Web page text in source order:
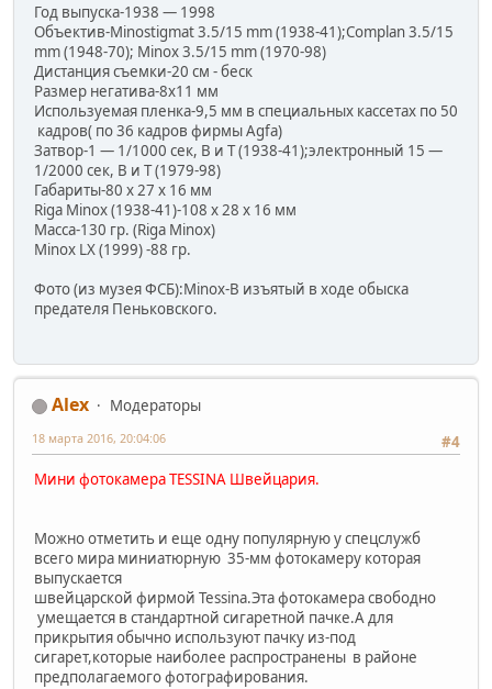
Год выпуска-1938 — 1998
Объектив-Minostigmat 3.5/15 mm (1938-41);Complan 3.5/15
mm (1948-70); Minox 3.5/15 mm (1970-98)
Дистанция съемки-20 см - беск
Размер негатива-8х11 мм
Используемая пленка-9,5 мм в специальных кассетах по 50
кадров( по 36 кадров фирмы Agfa)
Затвор-1 — 1/1000 сек, В и Т (1938-41);электронный 15 —
1/2000 сек, В и Т (1979-98)
Габариты-80 х 27 х 16 мм
Riga Minox (1938-41)-108 х 28 х 16 мм
Масса-130 гр. (Riga Minox)
Minox LX (1999) -88 гр.
Фото (из музея ФСБ):Minox-B изъятый в ходе обыска
предателя Пеньковского.
Alex
Модераторы
#4
18 марта 2016, 20:04:06
Мини фотокамера TESSINA Швейцария.
Можно отметить и еще одну популярную у спецслужб
всего мира миниатюрную 35-мм фотокамеру которая
выпускается
швейцарской фирмой Tessina.Эта фотокамера свободно
умещается в стандартной сигаретной пачке.А для
прикрытия обычно используют пачку из-под
сигарет,которые наиболее распространены в районе
предполагаемого фотографирования.